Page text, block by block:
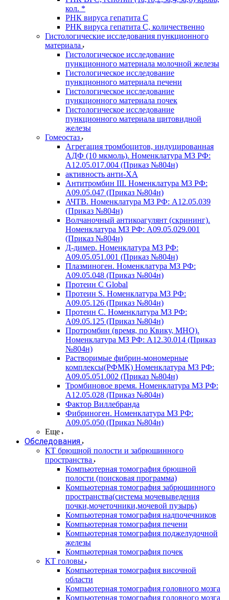
кол. *
РНК вируса гепатита C
РНК вируса гепатита C, количественно
Гистологические исследования пункционного
материала
Гистологическое исследование
пункционного материала молочной железы
Гистологическое исследование
пункционного материала печени
Гистологическое исследование
пункционного материала почек
Гистологическое исследование
пункционного материала щитовидной
железы
Гомеостаз
Агрегация тромбоцитов, индуцированная
АДФ (10 мкмоль). Номенклатура МЗ РФ:
A12.05.017.004 (Приказ №804н)
активность анти-ХА
Антитромбин III. Номенклатура МЗ РФ:
A09.05.047 (Приказ №804н)
АЧТВ. Номенклатура МЗ РФ: A12.05.039
(Приказ №804н)
Волчаночный антикоагулянт (скрининг).
Номенклатура МЗ РФ: A09.05.029.001
(Приказ №804н)
Д-димер. Номенклатура МЗ РФ:
A09.05.051.001 (Приказ №804н)
Плазминоген. Номенклатура МЗ РФ:
A09.05.048 (Приказ №804н)
Протеин C Global
Протеин S. Номенклатура МЗ РФ:
A09.05.126 (Приказ №804н)
Протеин С. Номенклатура МЗ РФ:
A09.05.125 (Приказ №804н)
Протромбин (время, по Квику, МНО).
Номенклатура МЗ РФ: A12.30.014 (Приказ
№804н)
Растворимые фибрин-мономерные
комплексы(РФМК) Номенклатура МЗ РФ:
A09.05.051.002 (Приказ №804н)
Тромбиновое время. Номенклатура МЗ РФ:
A12.05.028 (Приказ №804н)
Фактор Виллебранда
Фибриноген. Номенклатура МЗ РФ:
A09.05.050 (Приказ №804н)
Еще
Обследования
КТ брюшной полости и забрюшинного
пространства
Компьютерная томография брюшной
полости (поисковая программа)
Компьютерная томография забрюшинного
пространства(система мочевыведения
почки,мочеточники,мочевой пузырь)
Компьютерная томография надпочечников
Компьютерная томография печени
Компьютерная томография поджелудочной
железы
Компьютерная томография почек
КТ головы
Компьютерная томография височной
области
Компьютерная томография головного мозга
Компьютерная томография головного мозга